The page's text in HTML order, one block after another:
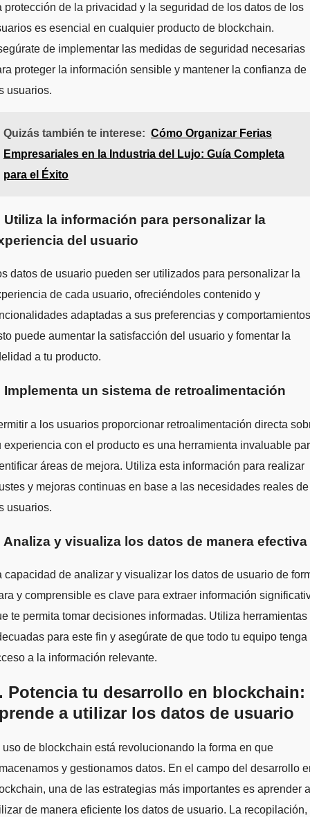
protección de la privacidad y la seguridad de los datos de los
es esencial en cualquier producto de blockchain.
de implementar las medidas de seguridad necesarias
proteger la información sensible y mantener la confianza de
usuarios.
Quizás también te interese: Cómo Organizar Ferias
Empresariales en la Industria del Lujo: Guía Completa
para el Éxito
Utiliza la información para personalizar la
del usuario
datos de usuario pueden ser utilizados para personalizar la
de cada usuario, ofreciéndoles contenido y
adaptadas a sus preferencias y
puede aumentar la satisfacción del usuario y fomentar la
a tu producto.
Implementa un sistema de retroalimentación
a los usuarios proporcionar retroalimentación directa
experiencia con el producto es una herramienta invaluable
áreas de mejora. Utiliza esta información para realizar
y mejoras continuas en base a las necesidades reales de
usuarios.
Analiza y visualiza los datos de manera efectiva
capacidad de analizar y visualizar los datos de usuario de
y comprensible es clave para extraer información
te permita tomar decisiones informadas. Utiliza herramientas
para este fin y asegúrate de que todo tu equipo tenga
a la información relevante.
Potencia tu desarrollo en blockchain:
a utilizar los datos de usuario
uso de blockchain está revolucionando la forma en que
y gestionamos datos. En el campo del desarrollo
una de las estrategias más importantes es aprender a
de manera eficiente los datos de usuario. La recopilación,